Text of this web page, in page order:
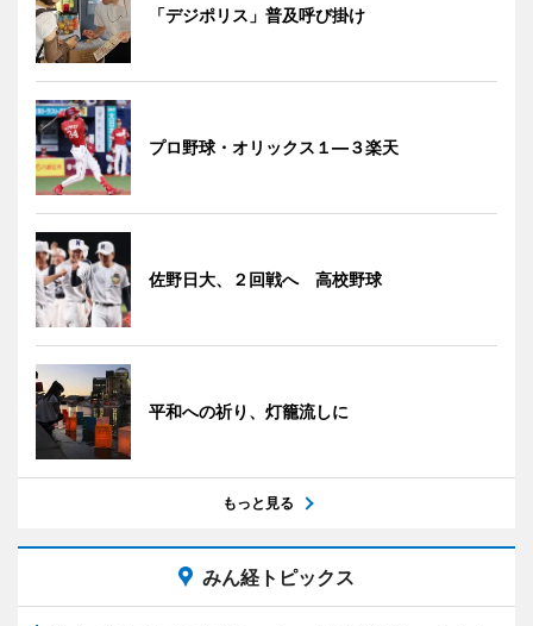
「デジポリス」普及呼び掛け
プロ野球・オリックス１―３楽天
佐野日大、２回戦へ 高校野球
平和への祈り、灯籠流しに
もっと見る
みん経トピックス